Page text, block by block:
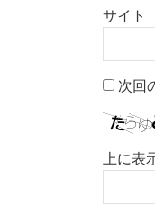
サイト
次回
上に表